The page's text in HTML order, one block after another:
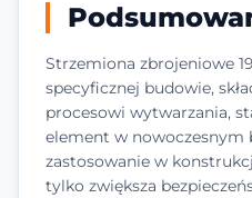
Strzemiona zbrojeniowe
specyficznej budowie,
procesowi wytwarzania,
element w nowoczesnym
zastosowanie w
tylko zwiększa